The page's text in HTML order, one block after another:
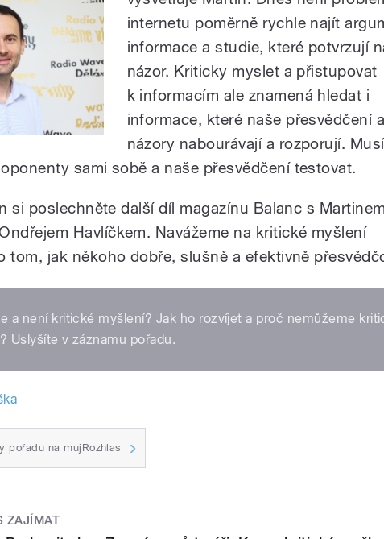
internetu poměrně rychle najít
informace a studie, které potvrzují
názor. Kriticky myslet a přistupovat
k informacím ale znamená hledat i
informace, které naše přesvědčení a
názory nabourávají a rozporují.
sami sobě a naše přesvědčení testovat.
si poslechněte další díl magazínu Balanc s Martinem
Havlíčkem. Navážeme na kritické myšlení
tom, jak někoho dobře, slušně a efektivně
a není kritické myšlení? Jak ho rozvíjet a proč nemůžeme
Uslyšíte v záznamu pořadu.
pořadu na mujRozhlas
ZAJÍMAT